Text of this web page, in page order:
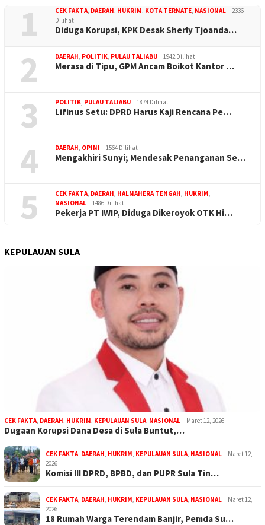
1 CEK FAKTA DAERAH HUKRIM KOTA TERNATE NASIONAL
2336
Dilihat
Diduga Korupsi, KPK Desak Sherly Tjoanda…
2 DAERAH POLITIK PULAU TALIABU 1942 Dilihat
Merasa di Tipu, GPM Ancam Boikot Kantor …
3 POLITIK PULAU TALIABU 1874 Dilihat
Lifinus Setu: DPRD Harus Kaji Rencana Pe…
4 DAERAH OPINI 1564 Dilihat
Mengakhiri Sunyi; Mendesak Penanganan Se…
5 CEK FAKTA DAERAH HALMAHERA TENGAH HUKRIM
NASIONAL
1486 Dilihat
Pekerja PT IWIP, Diduga Dikeroyok OTK Hi…
KEPULAUAN SULA
CEK FAKTA DAERAH HUKRIM KEPULAUAN SULA NASIONAL Maret 12, 2026
Dugaan Korupsi Dana Desa di Sula Buntut,…
CEK FAKTA DAERAH HUKRIM KEPULAUAN SULA NASIONAL
Maret 12,
2026
Komisi III DPRD, BPBD, dan PUPR Sula Tin…
CEK FAKTA DAERAH HUKRIM KEPULAUAN SULA NASIONAL
Maret 12,
2026
18 Rumah Warga Terendam Banjir, Pemda Su…